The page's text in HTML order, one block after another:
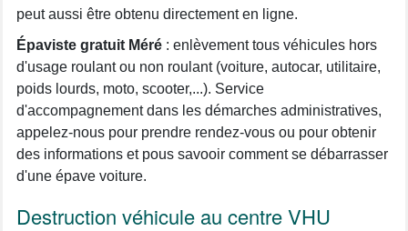
peut aussi être obtenu directement en ligne.
Épaviste gratuit Méré : enlèvement tous véhicules hors
d'usage roulant ou non roulant (voiture, autocar, utilitaire,
poids lourds, moto, scooter,...). Service
d'accompagnement dans les démarches administratives,
appelez-nous pour prendre rendez-vous ou pour obtenir
des informations et pous savooir comment se débarrasser
d'une épave voiture.
Destruction véhicule au centre VHU